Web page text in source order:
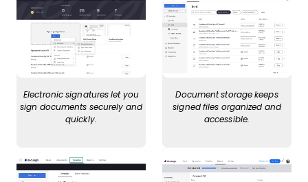
Electronic signatures let you
sign documents securely and
quickly.
Document storage keeps
signed files organized and
accessible.